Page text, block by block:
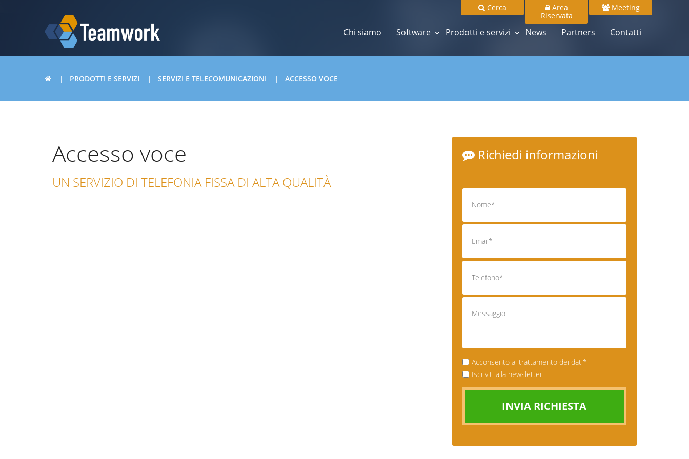
Chi siamo Software Prodotti e servizi News Partners Contatti
Cerca
Area
Riservata
Meeting
PRODOTTI E SERVIZI SERVIZI E TELECOMUNICAZIONI ACCESSO VOCE
Accesso voce
UN SERVIZIO DI TELEFONIA FISSA DI ALTA QUALITÀ
Richiedi informazioni
Acconsento al trattamento dei dati*
Iscriviti alla newsletter
INVIA RICHIESTA